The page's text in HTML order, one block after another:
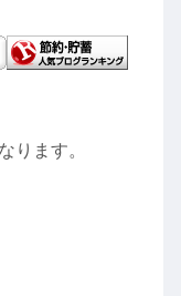
ります。